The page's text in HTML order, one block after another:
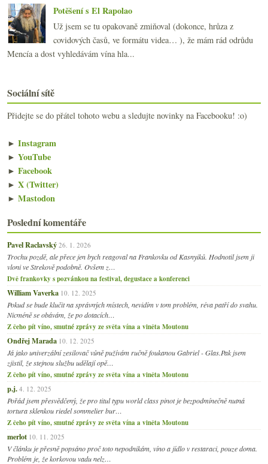
Potěšení s El Rapolao
Už jsem se tu opakovaně zmiňoval (dokonce, hrůza z
covidových časů, ve formátu videa… ), že mám rád odrůdu
Mencía a dost vyhledávám vína hla...
Sociální sítě
Přidejte se do přátel tohoto webu a sledujte novinky na Facebooku! :o)
► Instagram
► YouTube
► Facebook
► X (Twitter)
► Mastodon
Poslední komentáře
Pavel Raclavský 26. 1. 2026
Trochu pozdě, ale přece jen bych reagoval na Frankovku od Kasnyiků. Hodnotil jsem ji
vloni ve Strekově podobně. Ovšem z…
Dvě frankovky s pozvánkou na festival, degustace a konferenci
William Vaverka 10. 12. 2025
Pokud se bude klučit na správných místech, nevidím v tom problém, réva patří do svahu.
Nicméně se obávám, že po dotacích…
Z čeho pít víno, smutné zprávy ze světa vína a viněta Moutonu
Ondřej Marada 10. 12. 2025
Já jako univerzální zesilovač vůně pužívám ručně foukanou Gabriel - Glas.Pak jsem
zjistil, že stejnou službu udělají opě…
Z čeho pít víno, smutné zprávy ze světa vína a viněta Moutonu
p.j. 4. 12. 2025
Pořád jsem přesvědčený, že pro titul typu world class pinot je bezpodmínečně nutná
tortura sklenkou riedel sommelier bur…
Z čeho pít víno, smutné zprávy ze světa vína a viněta Moutonu
merlot 10. 11. 2025
V článku je přesně popsáno proč toto nepodnikám, víno a jídlo v restaraci, pouze doma.
Problém je, že korkovou vadu nelz…